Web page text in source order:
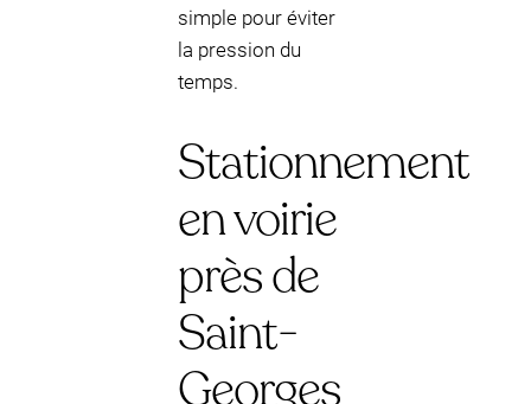
simple pour éviter
la pression du
temps.
Stationnement
en voirie
près de
Saint-
Georges